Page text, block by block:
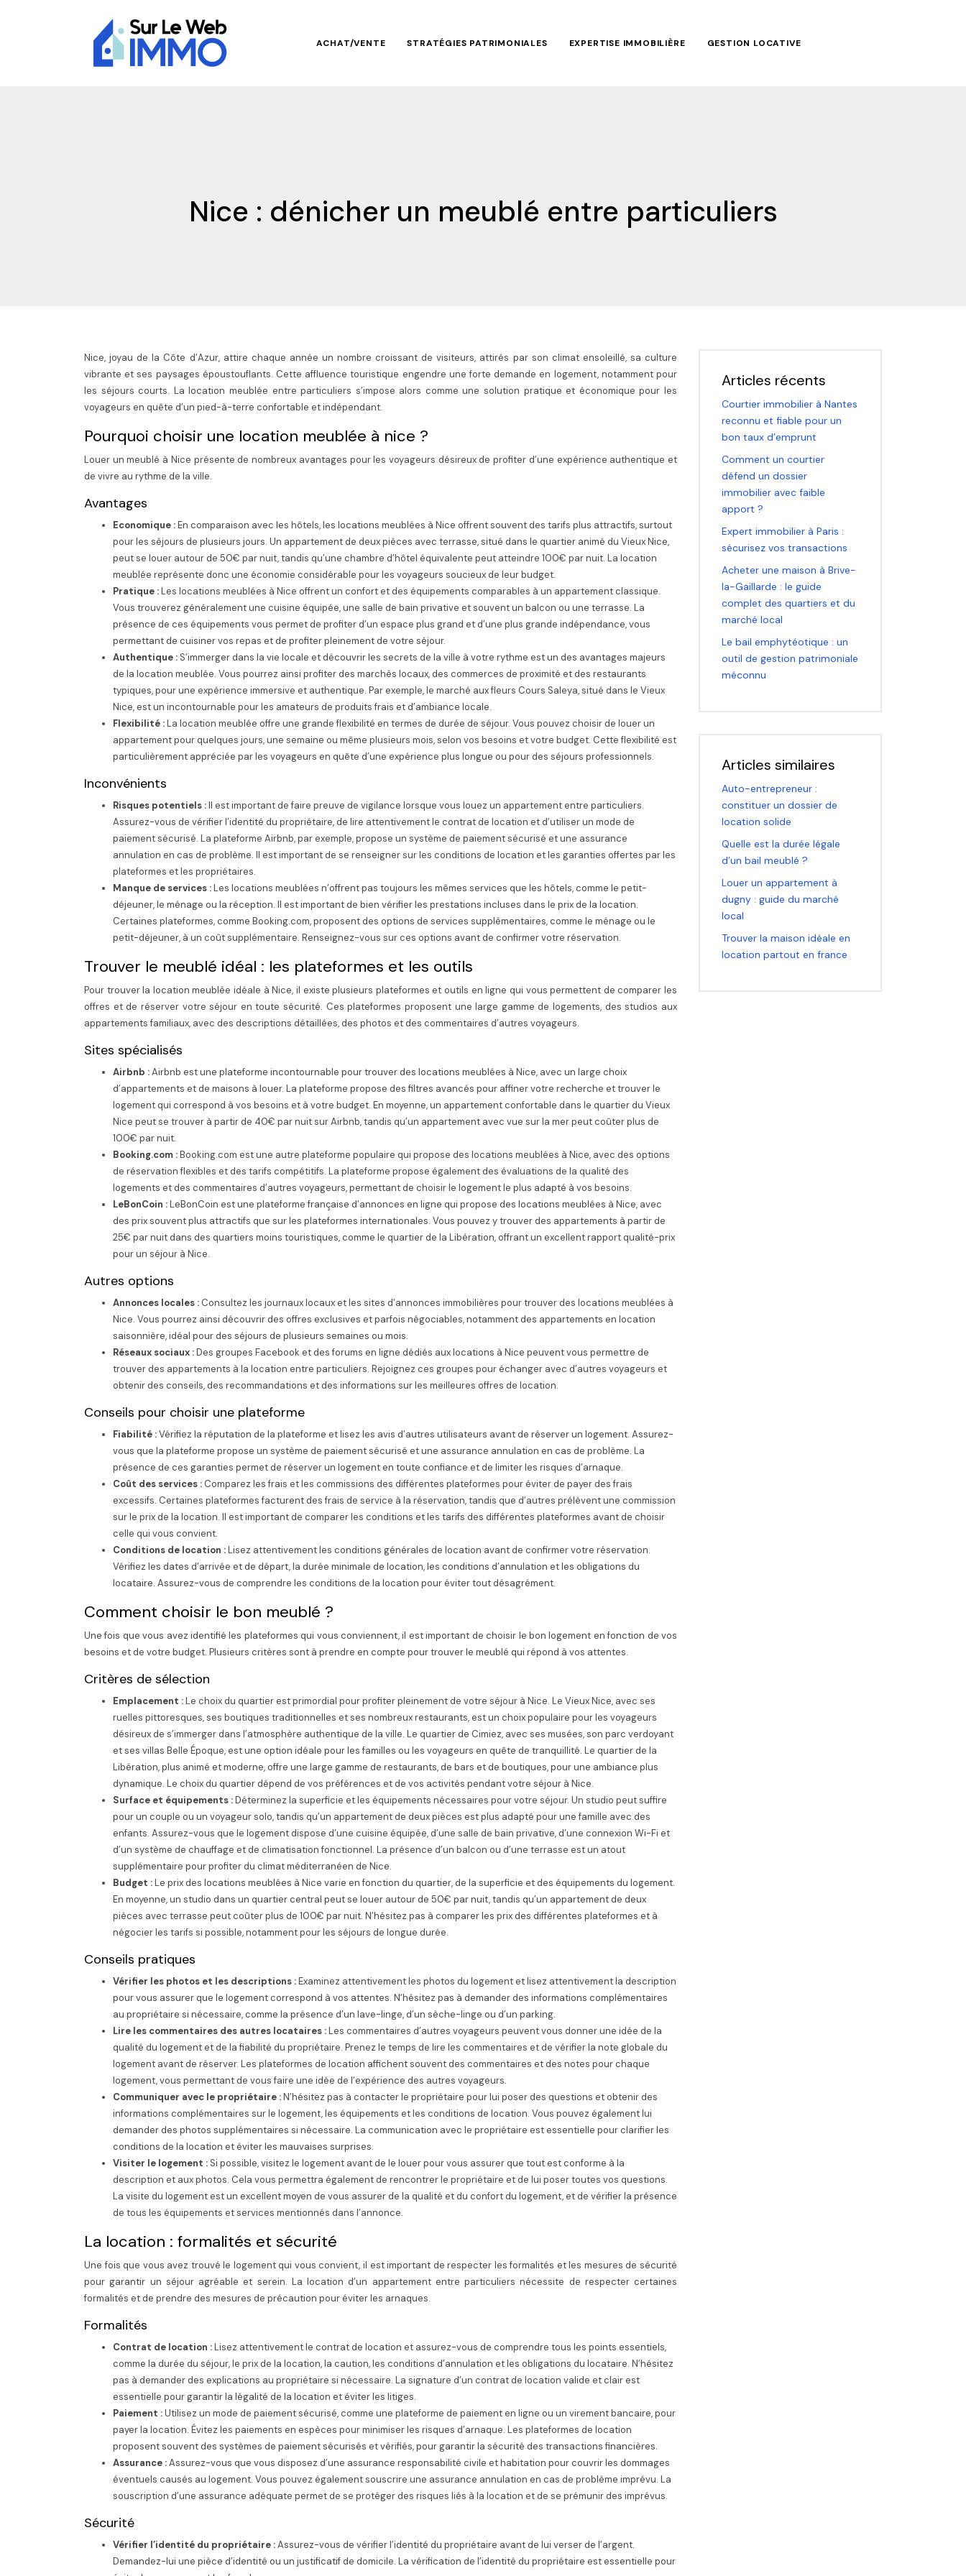
ACHAT/VENTE STRATÉGIES PATRIMONIALES EXPERTISE IMMOBILIÈRE GESTION LOCATIVE
Nice : dénicher un meublé entre particuliers
Nice, joyau de la Côte d’Azur, attire chaque année un nombre croissant de visiteurs, attirés par son climat ensoleillé, sa culture
vibrante et ses paysages époustouflants. Cette affluence touristique engendre une forte demande en logement, notamment pour
les séjours courts. La location meublée entre particuliers s’impose alors comme une solution pratique et économique pour les
voyageurs en quête d’un pied-à-terre confortable et indépendant.
Pourquoi choisir une location meublée à nice ?
Louer un meublé à Nice présente de nombreux avantages pour les voyageurs désireux de profiter d’une expérience authentique et
de vivre au rythme de la ville.
Avantages
Economique :En comparaison avec les hôtels, les locations meublées à Nice offrent souvent des tarifs plus attractifs, surtout
pour les séjours de plusieurs jours. Un appartement de deux pièces avec terrasse, situé dans le quartier animé du Vieux Nice,
peut se louer autour de 50€ par nuit, tandis qu’une chambre d’hôtel équivalente peut atteindre 100€ par nuit. La location
meublée représente donc une économie considérable pour les voyageurs soucieux de leur budget.
Pratique :Les locations meublées à Nice offrent un confort et des équipements comparables à un appartement classique.
Vous trouverez généralement une cuisine équipée, une salle de bain privative et souvent un balcon ou une terrasse. La
présence de ces équipements vous permet de profiter d’un espace plus grand et d’une plus grande indépendance, vous
permettant de cuisiner vos repas et de profiter pleinement de votre séjour.
Authentique : S’immerger dans la vie locale et découvrir les secrets de la ville à votre rythme est un des avantages majeurs
de la location meublée. Vous pourrez ainsi profiter des marchés locaux, des commerces de proximité et des restaurants
typiques, pour une expérience immersive et authentique. Par exemple, le marché aux fleurs Cours Saleya, situé dans le Vieux
Nice, est un incontournable pour les amateurs de produits frais et d’ambiance locale.
Flexibilité :La location meublée offre une grande flexibilité en termes de durée de séjour. Vous pouvez choisir de louer un
appartement pour quelques jours, une semaine ou même plusieurs mois, selon vos besoins et votre budget. Cette flexibilité est
particulièrement appréciée par les voyageurs en quête d’une expérience plus longue ou pour des séjours professionnels.
Inconvénients
Risques potentiels :Il est important de faire preuve de vigilance lorsque vous louez un appartement entre particuliers.
Assurez-vous de vérifier l’identité du propriétaire, de lire attentivement le contrat de location et d’utiliser un mode de
paiement sécurisé. La plateforme Airbnb, par exemple, propose un système de paiement sécurisé et une assurance
annulation en cas de problème. Il est important de se renseigner sur les conditions de location et les garanties offertes par les
plateformes et les propriétaires.
Manque de services :Les locations meublées n’offrent pas toujours les mêmes services que les hôtels, comme le petit-
déjeuner, le ménage ou la réception. Il est important de bien vérifier les prestations incluses dans le prix de la location.
Certaines plateformes, comme Booking.com, proposent des options de services supplémentaires, comme le ménage ou le
petit-déjeuner, à un coût supplémentaire. Renseignez-vous sur ces options avant de confirmer votre réservation.
Trouver le meublé idéal : les plateformes et les outils
Pour trouver la location meublée idéale à Nice, il existe plusieurs plateformes et outils en ligne qui vous permettent de comparer les
offres et de réserver votre séjour en toute sécurité. Ces plateformes proposent une large gamme de logements, des studios aux
appartements familiaux, avec des descriptions détaillées, des photos et des commentaires d’autres voyageurs.
Sites spécialisés
Airbnb :Airbnb est une plateforme incontournable pour trouver des locations meublées à Nice, avec un large choix
d’appartements et de maisons à louer. La plateforme propose des filtres avancés pour affiner votre recherche et trouver le
logement qui correspond à vos besoins et à votre budget. En moyenne, un appartement confortable dans le quartier du Vieux
Nice peut se trouver à partir de 40€ par nuit sur Airbnb, tandis qu’un appartement avec vue sur la mer peut coûter plus de
100€ par nuit.
Booking.com :Booking.com est une autre plateforme populaire qui propose des locations meublées à Nice, avec des options
de réservation flexibles et des tarifs compétitifs. La plateforme propose également des évaluations de la qualité des
logements et des commentaires d’autres voyageurs, permettant de choisir le logement le plus adapté à vos besoins.
LeBonCoin :LeBonCoin est une plateforme française d’annonces en ligne qui propose des locations meublées à Nice, avec
des prix souvent plus attractifs que sur les plateformes internationales. Vous pouvez y trouver des appartements à partir de
25€ par nuit dans des quartiers moins touristiques, comme le quartier de la Libération, offrant un excellent rapport qualité-prix
pour un séjour à Nice.
Autres options
Annonces locales : Consultez les journaux locaux et les sites d’annonces immobilières pour trouver des locations meublées à
Nice. Vous pourrez ainsi découvrir des offres exclusives et parfois négociables, notamment des appartements en location
saisonnière, idéal pour des séjours de plusieurs semaines ou mois.
Réseaux sociaux :Des groupes Facebook et des forums en ligne dédiés aux locations à Nice peuvent vous permettre de
trouver des appartements à la location entre particuliers. Rejoignez ces groupes pour échanger avec d’autres voyageurs et
obtenir des conseils, des recommandations et des informations sur les meilleures offres de location.
Conseils pour choisir une plateforme
Fiabilité :Vérifiez la réputation de la plateforme et lisez les avis d’autres utilisateurs avant de réserver un logement. Assurez-
vous que la plateforme propose un système de paiement sécurisé et une assurance annulation en cas de problème. La
présence de ces garanties permet de réserver un logement en toute confiance et de limiter les risques d’arnaque.
Coût des services : Comparez les frais et les commissions des différentes plateformes pour éviter de payer des frais
excessifs. Certaines plateformes facturent des frais de service à la réservation, tandis que d’autres prélèvent une commission
sur le prix de la location. Il est important de comparer les conditions et les tarifs des différentes plateformes avant de choisir
celle qui vous convient.
Conditions de location :Lisez attentivement les conditions générales de location avant de confirmer votre réservation.
Vérifiez les dates d’arrivée et de départ, la durée minimale de location, les conditions d’annulation et les obligations du
locataire. Assurez-vous de comprendre les conditions de la location pour éviter tout désagrément.
Comment choisir le bon meublé ?
Une fois que vous avez identifié les plateformes qui vous conviennent, il est important de choisir le bon logement en fonction de vos
besoins et de votre budget. Plusieurs critères sont à prendre en compte pour trouver le meublé qui répond à vos attentes.
Critères de sélection
Emplacement :Le choix du quartier est primordial pour profiter pleinement de votre séjour à Nice. Le Vieux Nice, avec ses
ruelles pittoresques, ses boutiques traditionnelles et ses nombreux restaurants, est un choix populaire pour les voyageurs
désireux de s’immerger dans l’atmosphère authentique de la ville. Le quartier de Cimiez, avec ses musées, son parc verdoyant
et ses villas Belle Époque, est une option idéale pour les familles ou les voyageurs en quête de tranquillité. Le quartier de la
Libération, plus animé et moderne, offre une large gamme de restaurants, de bars et de boutiques, pour une ambiance plus
dynamique. Le choix du quartier dépend de vos préférences et de vos activités pendant votre séjour à Nice.
Surface et équipements :Déterminez la superficie et les équipements nécessaires pour votre séjour. Un studio peut suffire
pour un couple ou un voyageur solo, tandis qu’un appartement de deux pièces est plus adapté pour une famille avec des
enfants. Assurez-vous que le logement dispose d’une cuisine équipée, d’une salle de bain privative, d’une connexion Wi-Fi et
d’un système de chauffage et de climatisation fonctionnel. La présence d’un balcon ou d’une terrasse est un atout
supplémentaire pour profiter du climat méditerranéen de Nice.
Budget :Le prix des locations meublées à Nice varie en fonction du quartier, de la superficie et des équipements du logement.
En moyenne, un studio dans un quartier central peut se louer autour de 50€ par nuit, tandis qu’un appartement de deux
pièces avec terrasse peut coûter plus de 100€ par nuit. N’hésitez pas à comparer les prix des différentes plateformes et à
négocier les tarifs si possible, notamment pour les séjours de longue durée.
Conseils pratiques
Vérifier les photos et les descriptions :Examinez attentivement les photos du logement et lisez attentivement la description
pour vous assurer que le logement correspond à vos attentes. N’hésitez pas à demander des informations complémentaires
au propriétaire si nécessaire, comme la présence d’un lave-linge, d’un sèche-linge ou d’un parking.
Lire les commentaires des autres locataires :Les commentaires d’autres voyageurs peuvent vous donner une idée de la
qualité du logement et de la fiabilité du propriétaire. Prenez le temps de lire les commentaires et de vérifier la note globale du
logement avant de réserver. Les plateformes de location affichent souvent des commentaires et des notes pour chaque
logement, vous permettant de vous faire une idée de l’expérience des autres voyageurs.
Communiquer avec le propriétaire :N’hésitez pas à contacter le propriétaire pour lui poser des questions et obtenir des
informations complémentaires sur le logement, les équipements et les conditions de location. Vous pouvez également lui
demander des photos supplémentaires si nécessaire. La communication avec le propriétaire est essentielle pour clarifier les
conditions de la location et éviter les mauvaises surprises.
Visiter le logement : Si possible, visitez le logement avant de le louer pour vous assurer que tout est conforme à la
description et aux photos. Cela vous permettra également de rencontrer le propriétaire et de lui poser toutes vos questions.
La visite du logement est un excellent moyen de vous assurer de la qualité et du confort du logement, et de vérifier la présence
de tous les équipements et services mentionnés dans l’annonce.
La location : formalités et sécurité
Une fois que vous avez trouvé le logement qui vous convient, il est important de respecter les formalités et les mesures de sécurité
pour garantir un séjour agréable et serein. La location d’un appartement entre particuliers nécessite de respecter certaines
formalités et de prendre des mesures de précaution pour éviter les arnaques.
Formalités
Contrat de location :Lisez attentivement le contrat de location et assurez-vous de comprendre tous les points essentiels,
comme la durée du séjour, le prix de la location, la caution, les conditions d’annulation et les obligations du locataire. N’hésitez
pas à demander des explications au propriétaire si nécessaire. La signature d’un contrat de location valide et clair est
essentielle pour garantir la légalité de la location et éviter les litiges.
Paiement :Utilisez un mode de paiement sécurisé, comme une plateforme de paiement en ligne ou un virement bancaire, pour
payer la location. Évitez les paiements en espèces pour minimiser les risques d’arnaque. Les plateformes de location
proposent souvent des systèmes de paiement sécurisés et vérifiés, pour garantir la sécurité des transactions financières.
Assurance :Assurez-vous que vous disposez d’une assurance responsabilité civile et habitation pour couvrir les dommages
éventuels causés au logement. Vous pouvez également souscrire une assurance annulation en cas de problème imprévu. La
souscription d’une assurance adéquate permet de se protéger des risques liés à la location et de se prémunir des imprévus.
Sécurité
Vérifier l’identité du propriétaire :Assurez-vous de vérifier l’identité du propriétaire avant de lui verser de l’argent.
Demandez-lui une pièce d’identité ou un justificatif de domicile. La vérification de l’identité du propriétaire est essentielle pour
Articles récents
Courtier immobilier à Nantes
reconnu et fiable pour un
bon taux d’emprunt
Comment un courtier
défend un dossier
immobilier avec faible
apport ?
Expert immobilier à Paris :
sécurisez vos transactions
Acheter une maison à Brive-
la-Gaillarde : le guide
complet des quartiers et du
marché local
Le bail emphytéotique : un
outil de gestion patrimoniale
méconnu
Articles similaires
Auto-entrepreneur :
constituer un dossier de
location solide
Quelle est la durée légale
d’un bail meublé ?
Louer un appartement à
dugny : guide du marché
local
Trouver la maison idéale en
location partout en france